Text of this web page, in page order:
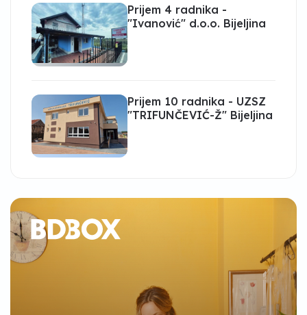
Prijem 4 radnika -
"Ivanović" d.o.o. Bijeljina
Prijem 10 radnika - UZSZ
"TRIFUNČEVIĆ-Ž" Bijeljina